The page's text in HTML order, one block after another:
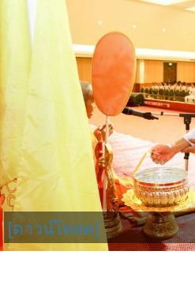
[ดาวน์โหลด]